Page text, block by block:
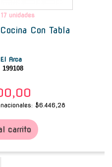
unidades
Con Tabla
El Arca
199108
$6.446,28
carrito